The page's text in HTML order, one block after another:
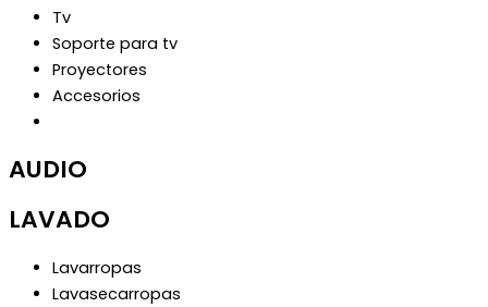
Tv
Soporte para tv
Proyectores
Accesorios
AUDIO
LAVADO
Lavarropas
Lavasecarropas